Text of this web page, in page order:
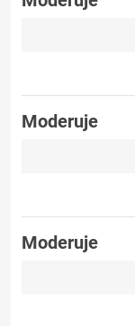
Moderuje
Moderuje